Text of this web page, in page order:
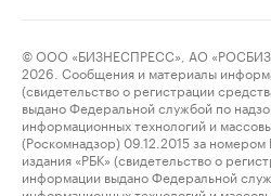
© ООО «БИЗНЕСПРЕСС», АО
2026. Сообщения и материалы
(свидетельство о регистрации
выдано Федеральной службой по
информационных технологий и
(Роскомнадзор) 09.12.2015 за
издания «РБК» (свидетельство о
информации выдано Федеральной